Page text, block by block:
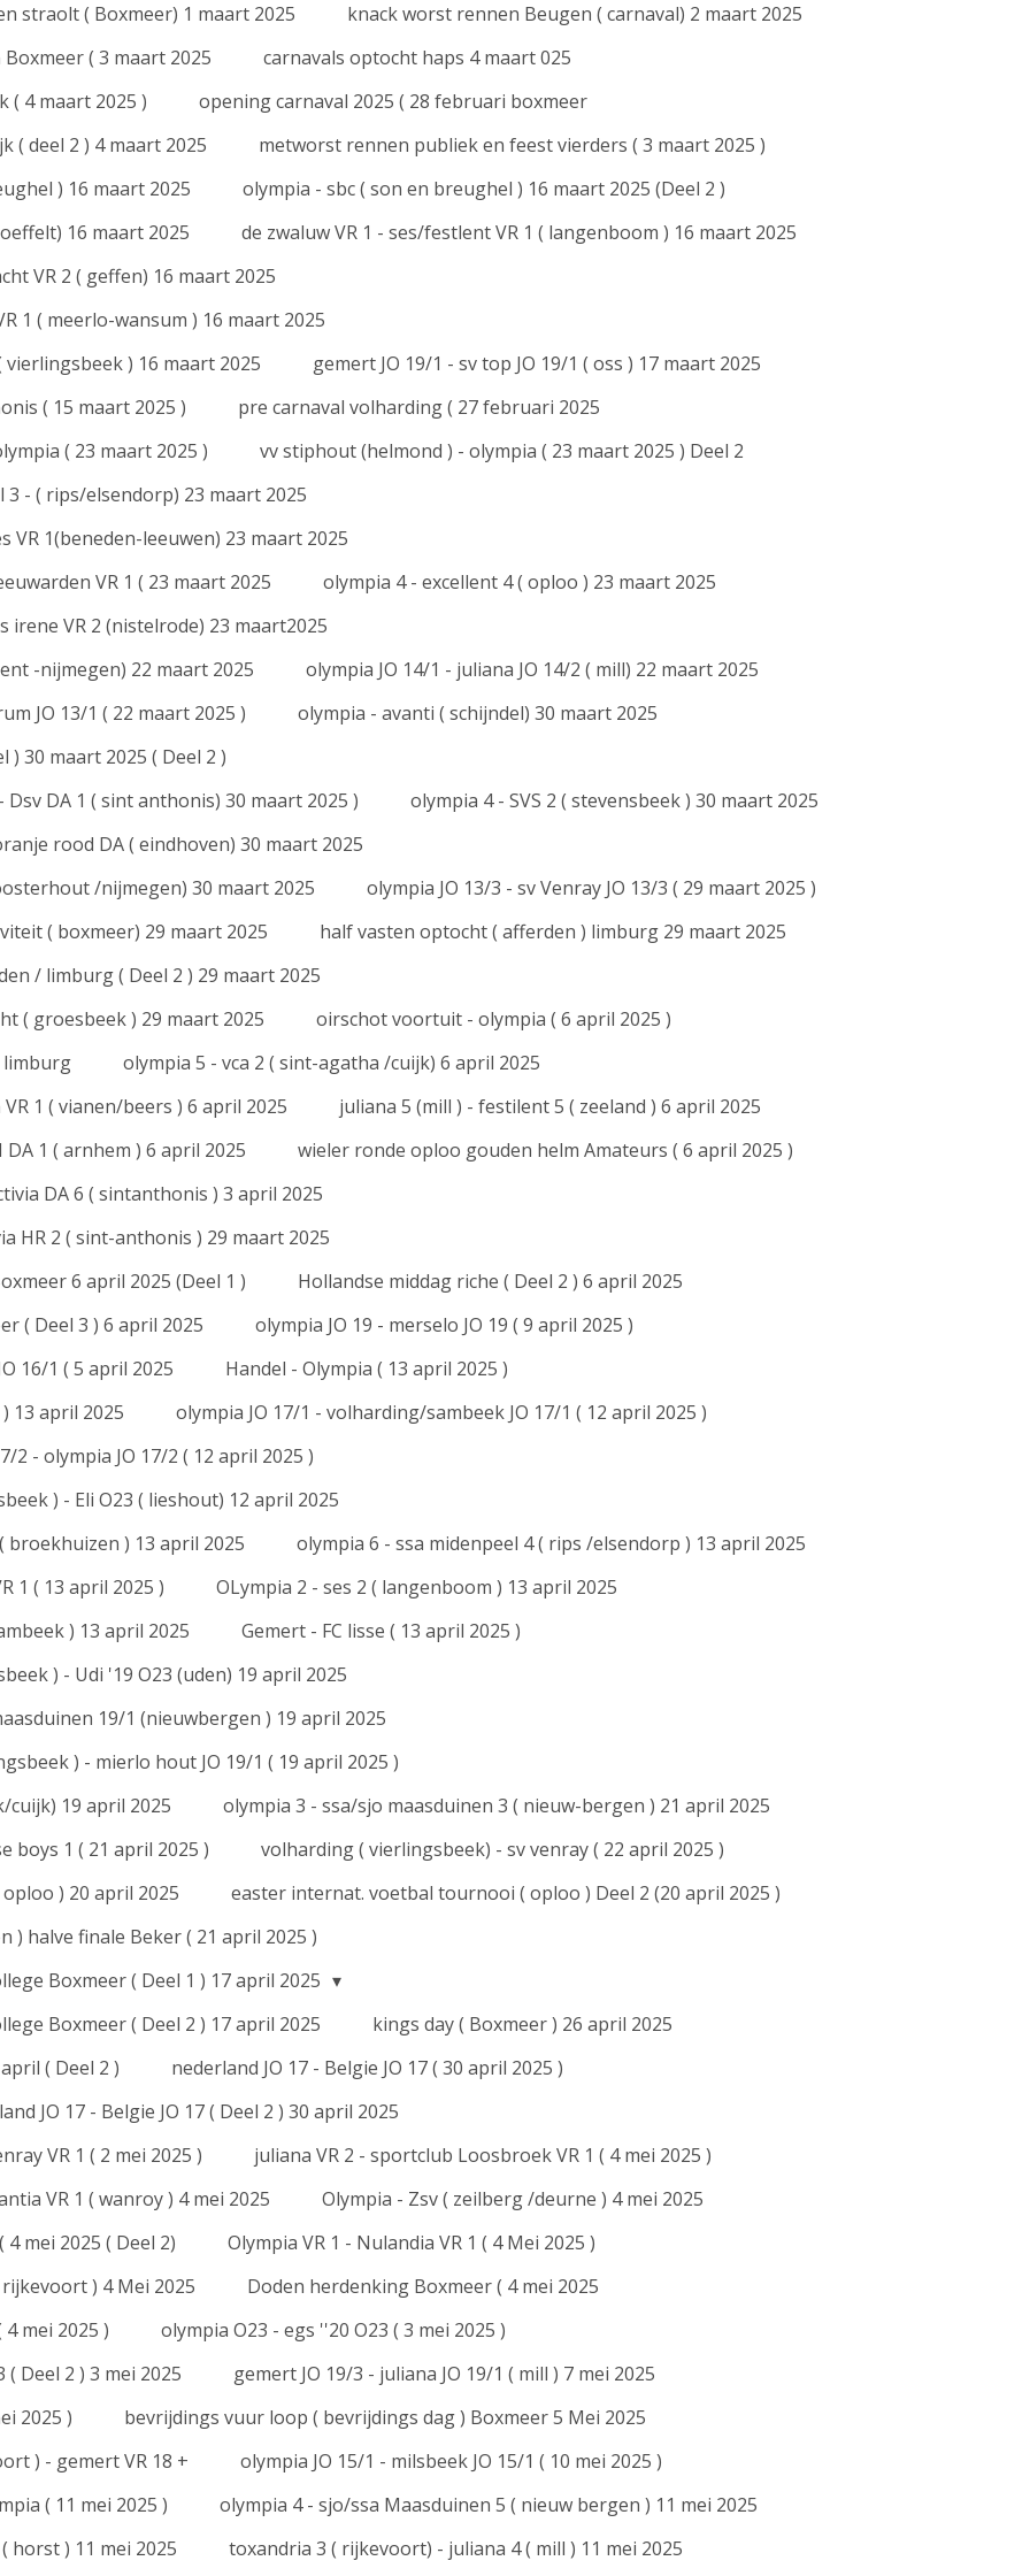
straolt ( Boxmeer) 1 maart 2025
knack worst rennen Beugen ( carnaval) 2 maart 2025
( 3 maart 2025
carnavals optocht haps 4 maart 025
( 4 maart 2025 )
opening carnaval 2025 ( 28 februari boxmeer
( deel 2 ) 4 maart 2025
metworst rennen publiek en feest vierders ( 3 maart 2025 )
) 16 maart 2025
olympia - sbc ( son en breughel ) 16 maart 2025 (Deel 2 )
16 maart 2025
de zwaluw VR 1 - ses/festlent VR 1 ( langenboom ) 16 maart 2025
VR 2 ( geffen) 16 maart 2025
1 ( meerlo-wansum ) 16 maart 2025
) 16 maart 2025
gemert JO 19/1 - sv top JO 19/1 ( oss ) 17 maart 2025
( 15 maart 2025 )
pre carnaval volharding ( 27 februari 2025
( 23 maart 2025 )
vv stiphout (helmond ) - olympia ( 23 maart 2025 ) Deel 2
3 - ( rips/elsendorp) 23 maart 2025
VR 1(beneden-leeuwen) 23 maart 2025
VR 1 ( 23 maart 2025
olympia 4 - excellent 4 ( oploo ) 23 maart 2025
irene VR 2 (nistelrode) 23 maart2025
-nijmegen) 22 maart 2025
olympia JO 14/1 - juliana JO 14/2 ( mill) 22 maart 2025
JO 13/1 ( 22 maart 2025 )
olympia - avanti ( schijndel) 30 maart 2025
) 30 maart 2025 ( Deel 2 )
DA 1 ( sint anthonis) 30 maart 2025 )
olympia 4 - SVS 2 ( stevensbeek ) 30 maart 2025
rood DA ( eindhoven) 30 maart 2025
/nijmegen) 30 maart 2025
olympia JO 13/3 - sv Venray JO 13/3 ( 29 maart 2025 )
( boxmeer) 29 maart 2025
half vasten optocht ( afferden ) limburg 29 maart 2025
/ limburg ( Deel 2 ) 29 maart 2025
( groesbeek ) 29 maart 2025
oirschot voortuit - olympia ( 6 april 2025 )
limburg
olympia 5 - vca 2 ( sint-agatha /cuijk) 6 april 2025
1 ( vianen/beers ) 6 april 2025
juliana 5 (mill ) - festilent 5 ( zeeland ) 6 april 2025
1 ( arnhem ) 6 april 2025
wieler ronde oploo gouden helm Amateurs ( 6 april 2025 )
DA 6 ( sintanthonis ) 3 april 2025
HR 2 ( sint-anthonis ) 29 maart 2025
6 april 2025 (Deel 1 )
Hollandse middag riche ( Deel 2 ) 6 april 2025
( Deel 3 ) 6 april 2025
olympia JO 19 - merselo JO 19 ( 9 april 2025 )
16/1 ( 5 april 2025
Handel - Olympia ( 13 april 2025 )
13 april 2025
olympia JO 17/1 - volharding/sambeek JO 17/1 ( 12 april 2025 )
2 - olympia JO 17/2 ( 12 april 2025 )
) - Eli O23 ( lieshout) 12 april 2025
broekhuizen ) 13 april 2025
olympia 6 - ssa midenpeel 4 ( rips /elsendorp ) 13 april 2025
1 ( 13 april 2025 )
OLympia 2 - ses 2 ( langenboom ) 13 april 2025
) 13 april 2025
Gemert - FC lisse ( 13 april 2025 )
) - Udi '19 O23 (uden) 19 april 2025
19/1 (nieuwbergen ) 19 april 2025
) - mierlo hout JO 19/1 ( 19 april 2025 )
cuijk) 19 april 2025
olympia 3 - ssa/sjo maasduinen 3 ( nieuw-bergen ) 21 april 2025
boys 1 ( 21 april 2025 )
volharding ( vierlingsbeek) - sv venray ( 22 april 2025 )
) 20 april 2025
easter internat. voetbal tournooi ( oploo ) Deel 2 (20 april 2025 )
) halve finale Beker ( 21 april 2025 )
Boxmeer ( Deel 1 ) 17 april 2025
Boxmeer ( Deel 2 ) 17 april 2025
kings day ( Boxmeer ) 26 april 2025
( Deel 2 )
nederland JO 17 - Belgie JO 17 ( 30 april 2025 )
JO 17 - Belgie JO 17 ( Deel 2 ) 30 april 2025
VR 1 ( 2 mei 2025 )
juliana VR 2 - sportclub Loosbroek VR 1 ( 4 mei 2025 )
VR 1 ( wanroy ) 4 mei 2025
Olympia - Zsv ( zeilberg /deurne ) 4 mei 2025
mei 2025 ( Deel 2)
Olympia VR 1 - Nulandia VR 1 ( 4 Mei 2025 )
) 4 Mei 2025
Doden herdenking Boxmeer ( 4 mei 2025
mei 2025 )
olympia O23 - egs ''20 O23 ( 3 mei 2025 )
Deel 2 ) 3 mei 2025
gemert JO 19/3 - juliana JO 19/1 ( mill ) 7 mei 2025
2025 )
bevrijdings vuur loop ( bevrijdings dag ) Boxmeer 5 Mei 2025
) - gemert VR 18 +
olympia JO 15/1 - milsbeek JO 15/1 ( 10 mei 2025 )
( 11 mei 2025 )
olympia 4 - sjo/ssa Maasduinen 5 ( nieuw bergen ) 11 mei 2025
horst ) 11 mei 2025
toxandria 3 ( rijkevoort) - juliana 4 ( mill ) 11 mei 2025